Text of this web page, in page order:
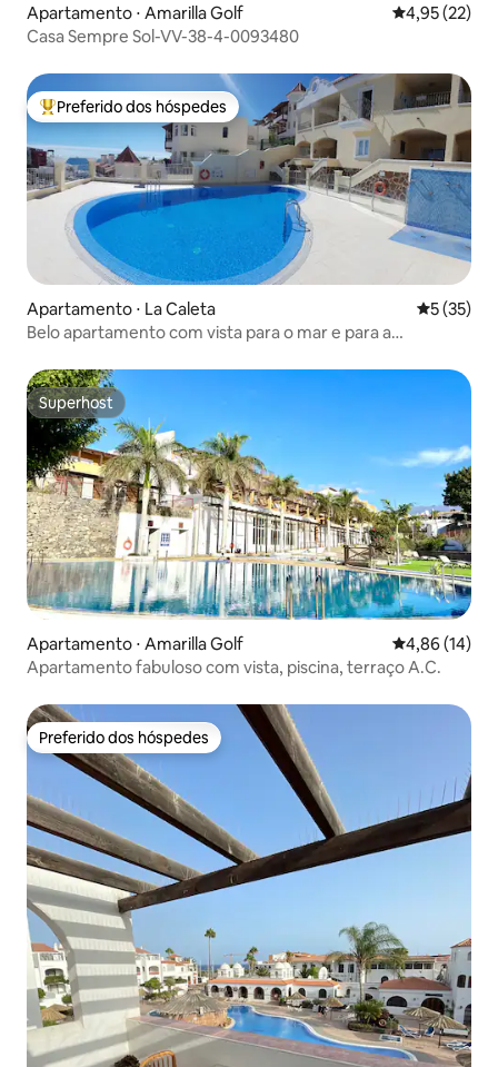
Apartamento ⋅ Amarilla Golf 4,95 de uma
4,95 (22)
Casa Sempre Sol-VV-38-4-0093480
Entre os melhores preferidos dos hóspedes
Preferido dos hóspedes
Apartamento ⋅ La Caleta 5 de uma
5 (35)
Belo apartamento com vista para o mar e para a
Superhost
Superhost
Apartamento ⋅ Amarilla Golf 4,86 de uma
4,86 (14)
Apartamento fabuloso com vista, piscina, terraço A.C.
Preferido dos hóspedes
Preferido dos hóspedes